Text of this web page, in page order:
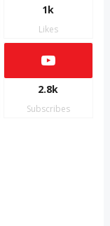
1k
Likes
2.8k
Subscribes